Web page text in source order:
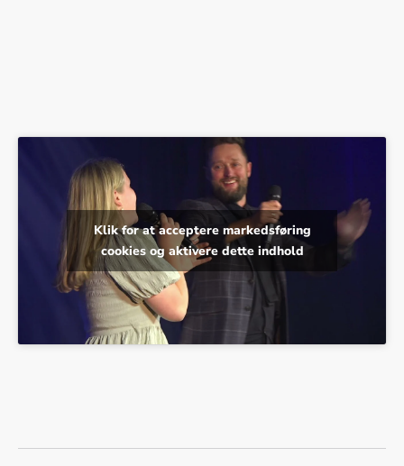
Klik for at acceptere markedsføring
cookies og aktivere dette indhold